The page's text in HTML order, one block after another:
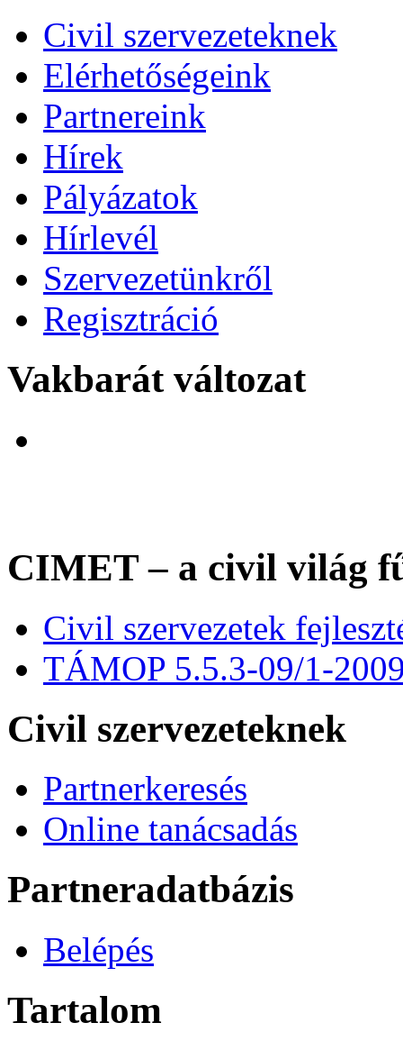
Civil szervezeteknek
Elérhetőségeink
Partnereink
Hírek
Pályázatok
Hírlevél
Szervezetünkről
Regisztráció
Vakbarát változat
CIMET – a civil világ
Civil szervezetek
TÁMOP 5.5.3-09/1-
Civil szervezeteknek
Partnerkeresés
Online tanácsadás
Partneradatbázis
Belépés
Tartalom